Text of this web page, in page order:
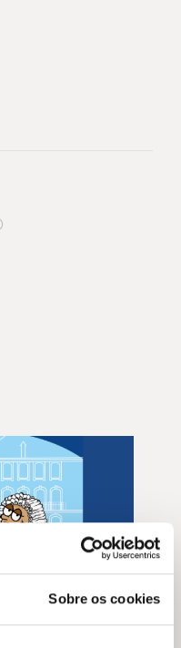
Sobre os cookies